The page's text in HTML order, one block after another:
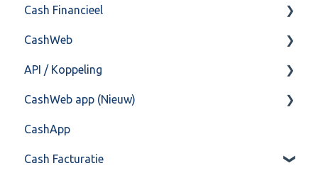
Bank(koppeling)
Import/Export
Postbus
Training & Consultancy
Overig
Cash Financieel
Boekhoud
Fiscaal
Overig
CashWeb
CashHero Layout
Mailen vanuit CASHWeb
Algemeen gebruik
API / Koppeling
Algemeen
Api 3.0 (SOAP API)
API 4.0 (REST API)
CashWeb app (Nieuw)
Veel gestelde vragen
CashApp
Cash Facturatie